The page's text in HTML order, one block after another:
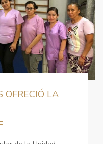
OFRECIÓ LA